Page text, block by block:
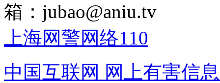
箱： jubao@aniu.tv
上海网警网络110
中国互联网 网上有害信